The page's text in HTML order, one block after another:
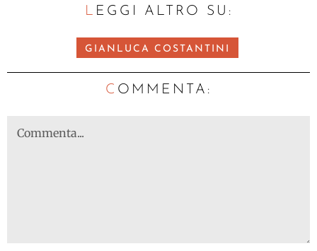
LEGGI ALTRO SU:
GIANLUCA COSTANTINI
C OMMENTA: